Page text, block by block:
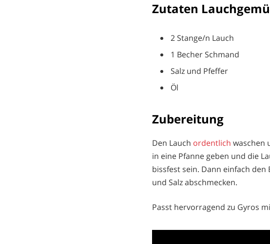
Zutaten
2 Stange/n Lauch
1 Becher Schmand
Salz und Pfeffer
Öl
Zubereitung
Den Lauch ordentlich waschen
in eine Pfanne geben und die
bissfest sein. Dann einfach
und Salz abschmecken.
Passt hervorragend zu Gyros